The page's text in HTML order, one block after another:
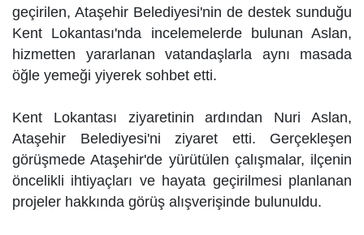
geçirilen, Ataşehir Belediyesi'nin de destek sunduğu
Kent Lokantası'nda incelemelerde bulunan Aslan,
hizmetten yararlanan vatandaşlarla aynı masada
öğle yemeği yiyerek sohbet etti.
Kent Lokantası ziyaretinin ardından Nuri Aslan,
Ataşehir Belediyesi'ni ziyaret etti. Gerçekleşen
görüşmede Ataşehir'de yürütülen çalışmalar, ilçenin
öncelikli ihtiyaçları ve hayata geçirilmesi planlanan
projeler hakkında görüş alışverişinde bulunuldu.